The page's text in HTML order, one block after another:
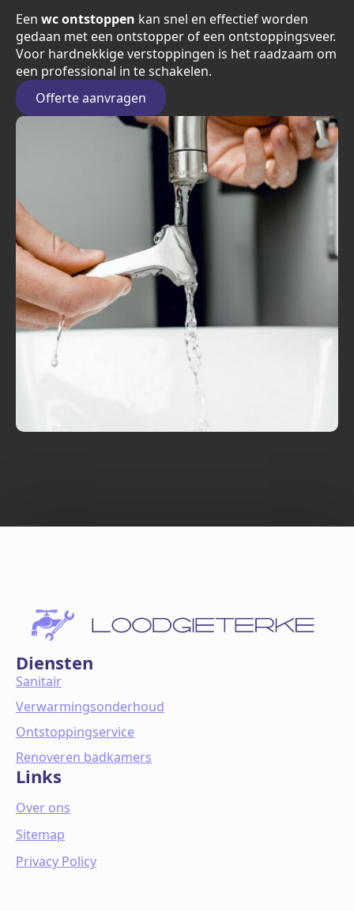
Een wc ontstoppen kan snel en effectief worden
gedaan met een ontstopper of een ontstoppingsveer.
Voor hardnekkige verstoppingen is het raadzaam om
een professional in te schakelen.
Offerte aanvragen
Diensten
Sanitair
Verwarmingsonderhoud
Ontstoppingservice
Renoveren badkamers
Links
Over ons
Sitemap
Privacy Policy